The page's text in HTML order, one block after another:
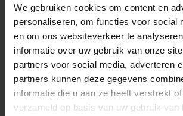
We gebruiken cookies om content en
personaliseren, om functies voor social
en om ons websiteverkeer te
informatie over uw gebruik van onze
partners voor social media, adverteren
partners kunnen deze gegevens
informatie die u aan ze heeft verstrekt
verzameld op basis van uw gebruik van
Artikelnummer: 4828
EAN Code 7432257696645
Typ des
Handsenders
Original-